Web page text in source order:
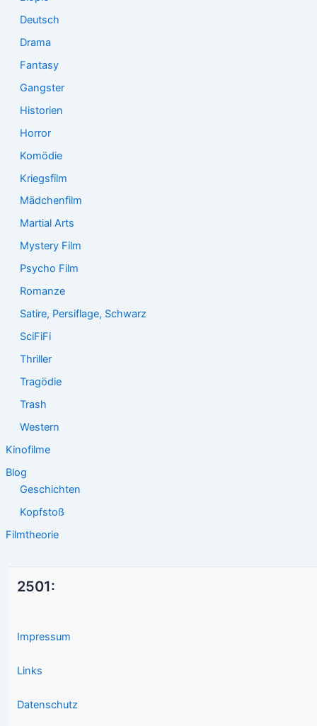
Deutsch
Drama
Fantasy
Gangster
Historien
Horror
Komödie
Kriegsfilm
Mädchenfilm
Martial Arts
Mystery Film
Psycho Film
Romanze
Satire, Persiflage, Schwarz
SciFiFi
Thriller
Tragödie
Trash
Western
Kinofilme
Blog
Geschichten
Kopfstoß
Filmtheorie
2501:
Impressum
Links
Datenschutz